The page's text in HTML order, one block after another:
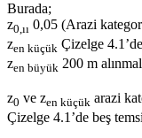
Burada;
z0,ıı 0,05 (Arazi
zen küçük Çizelge
zen büyük 200 m
z0 ve zen küçük arazi
Çizelge 4.1’de beş